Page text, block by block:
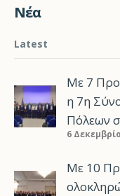
Νέα
Latest
Με 7
η 7η
Πόλεων
6
Με 10